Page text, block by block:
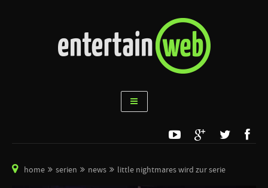
home serien news little nightmares wird zur serie